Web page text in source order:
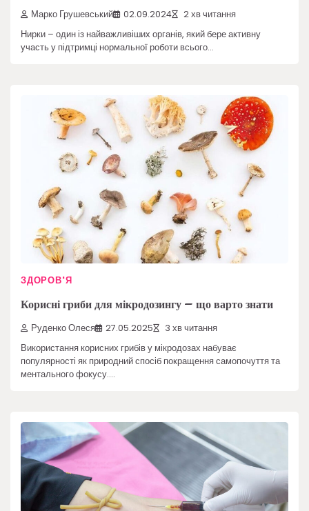
Марко Грушевський 02.09.2024 2 хв читання
Нирки – один із найважливіших органів, який бере активну
участь у підтримці нормальної роботи всього…
ЗДОРОВ'Я
Корисні гриби для мікродозингу – що варто знати
Руденко Олеся 27.05.2025 3 хв читання
Використання корисних грибів у мікродозах набуває
популярності як природний спосіб покращення самопочуття та
ментального фокусу.…